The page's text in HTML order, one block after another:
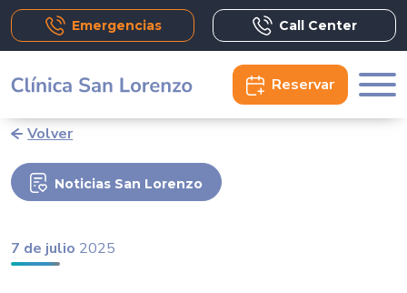
Emergencias Call Center
Reservar
Volver
Noticias San Lorenzo
7 de julio 2025